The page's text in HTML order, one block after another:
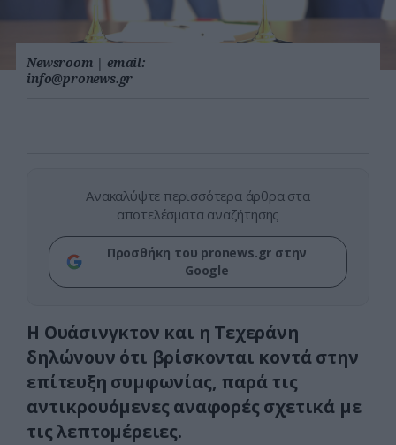
Newsroom | email:
info@pronews.gr
Ανακαλύψτε περισσότερα άρθρα στα
αποτελέσματα αναζήτησης
Προσθήκη του pronews.gr στην
Google
Η Ουάσινγκτον και η Τεχεράνη
δηλώνουν ότι βρίσκονται κοντά στην
επίτευξη συμφωνίας, παρά τις
αντικρουόμενες αναφορές σχετικά με
τις λεπτομέρειες.